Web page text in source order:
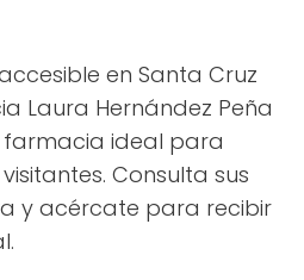
en Santa Cruz
Laura Hernández Peña
farmacia ideal para
Consulta sus
y acércate para recibir